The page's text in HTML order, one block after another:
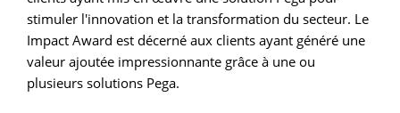
stimuler l'innovation et la transformation du secteur. Le
Impact Award est décerné aux clients ayant généré une
valeur ajoutée impressionnante grâce à une ou
plusieurs solutions Pega.